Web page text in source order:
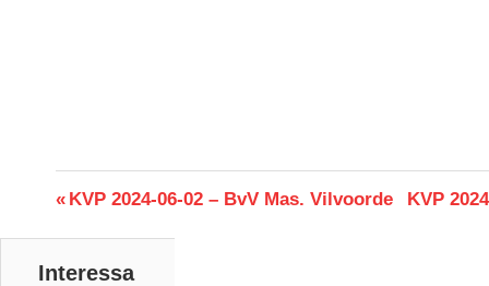
Berichtnavigatie
Previous
KVP 2024-06-02 – BvV Mas. Vilvoorde
Next
KVP
Interessa